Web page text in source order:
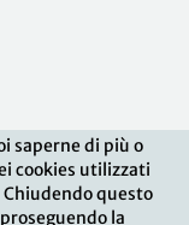
saperne di più o
cookies utilizzati
questo
la